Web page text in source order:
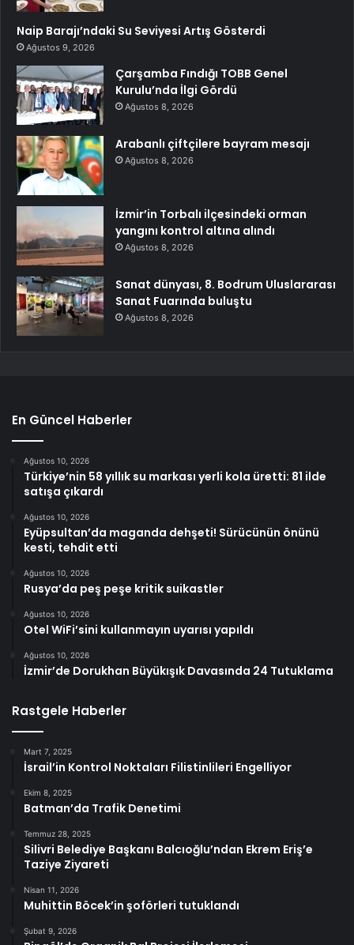
Naip Barajı’ndaki Su Seviyesi Artış Gösterdi
Ağustos 9, 2026
Çarşamba Fındığı TOBB Genel
Kurulu’nda İlgi Gördü
Ağustos 8, 2026
Arabanlı çiftçilere bayram mesajı
Ağustos 8, 2026
İzmir’in Torbalı ilçesindeki orman
yangını kontrol altına alındı
Ağustos 8, 2026
Sanat dünyası, 8. Bodrum Uluslararası
Sanat Fuarında buluştu
Ağustos 8, 2026
En Güncel Haberler
Ağustos 10, 2026
Türkiye’nin 58 yıllık su markası yerli kola üretti: 81 ilde
satışa çıkardı
Ağustos 10, 2026
Eyüpsultan’da maganda dehşeti! Sürücünün önünü
kesti, tehdit etti
Ağustos 10, 2026
Rusya’da peş peşe kritik suikastler
Ağustos 10, 2026
Otel WiFi’sini kullanmayın uyarısı yapıldı
Ağustos 10, 2026
İzmir’de Dorukhan Büyükışık Davasında 24 Tutuklama
Rastgele Haberler
Mart 7, 2025
İsrail’in Kontrol Noktaları Filistinlileri Engelliyor
Ekim 8, 2025
Batman’da Trafik Denetimi
Temmuz 28, 2025
Silivri Belediye Başkanı Balcıoğlu’ndan Ekrem Eriş’e
Taziye Ziyareti
Nisan 11, 2026
Muhittin Böcek’in şoförleri tutuklandı
Şubat 9, 2026